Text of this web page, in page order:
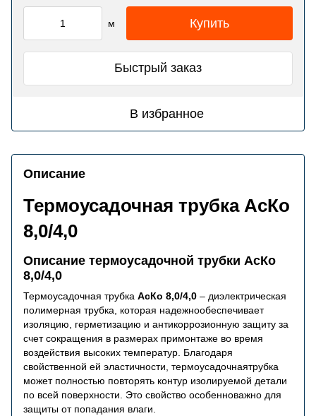
м Купить
Быстрый заказ
В избранное
Описание
Термоусадочная трубка АсКо
8,0/4,0
Описание термоусадочной трубки АсКо
8,0/4,0
Термоусадочная трубка АсКо 8,0/4,0 – диэлектрическая
полимерная трубка, которая надежнообеспечивает
изоляцию, герметизацию и антикоррозионную защиту за
счет сокращения в размерах примонтаже во время
воздействия высоких температур. Благодаря
свойственной ей эластичности, термоусадочнаятрубка
может полностью повторять контур изолируемой детали
по всей поверхности. Это свойство особенноважно для
защиты от попадания влаги.